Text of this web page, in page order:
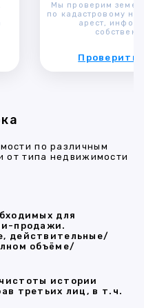
Мы проверим
по кадастровому
арест,
Проверить
по различным
от типа недвижимости
для
продажи.
действительные/
объёме/
истории
третьих лиц, в т.ч.